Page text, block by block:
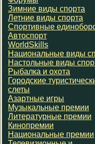
Зимние виды спорта
Летние виды спорта
Спортивные
Автоспорт
WorldSkills
Национальные виды
Настольные виды
Рыбалка и охота
Городские
слеты
Азартные игры
Музыкальные премии
Литературные премии
Кинопремии
Национальные премии